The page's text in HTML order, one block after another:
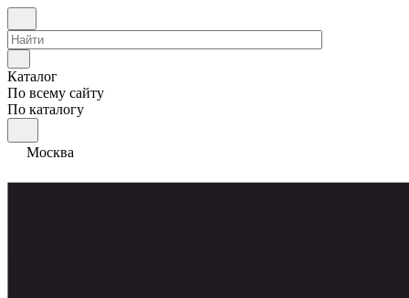
Каталог
По всему сайту
По каталогу
Москва